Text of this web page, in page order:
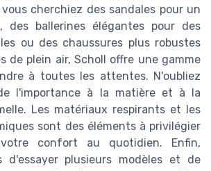
cherchiez des sandales pour un
des ballerines élégantes pour des
ou des chaussures plus robustes
de plein air, Scholl offre une gamme
à toutes les attentes. N'oubliez
l'importance à la matière et à la
Les matériaux respirants et les
sont des éléments à privilégier
confort au quotidien. Enfin,
d'essayer plusieurs modèles et de